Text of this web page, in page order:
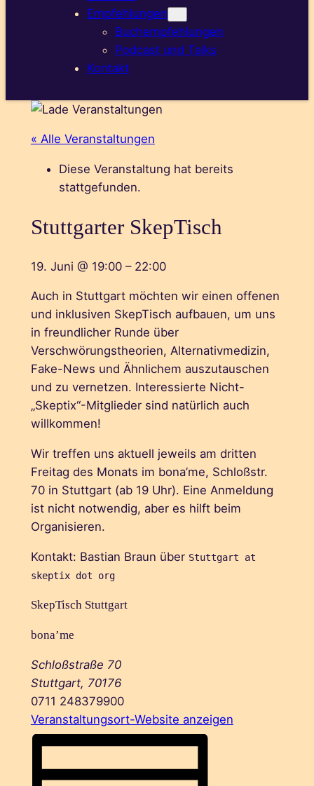
Empfehlungen
Buchempfehlungen
Podcast und Talks
Kontakt
« Alle Veranstaltungen
Diese Veranstaltung hat bereits
stattgefunden.
Stuttgarter SkepTisch
19. Juni @ 19:00 – 22:00
Auch in Stuttgart möchten wir einen offenen
und inklusiven SkepTisch aufbauen, um uns
in freundlicher Runde über
Verschwörungstheorien, Alternativmedizin,
Fake-News und Ähnlichem auszutauschen
und zu vernetzen. Interessierte Nicht-
„Skeptix“-Mitglieder sind natürlich auch
willkommen!
Wir treffen uns aktuell jeweils am dritten
Freitag des Monats im bona’me, Schloßstr.
70 in Stuttgart (ab 19 Uhr). Eine Anmeldung
ist nicht notwendig, aber es hilft beim
Organisieren.
Kontakt: Bastian Braun über Stuttgart at
skeptix dot org
SkepTisch Stuttgart
bona’me
Schloßstraße 70
Stuttgart, 70176
0711 248379900
Veranstaltungsort-Website anzeigen